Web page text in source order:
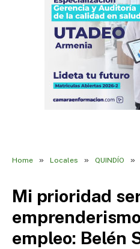
Home » Locales » QUINDÍO »
Mi prioridad
empleo: Belén